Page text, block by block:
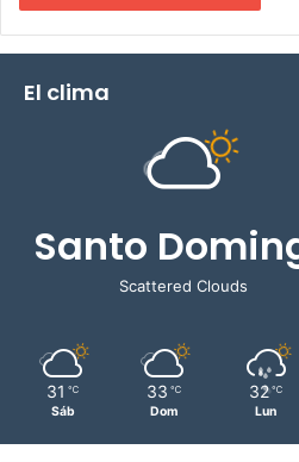
El clima
Santo
Scattered Clouds
31 ℃
Sáb
33 ℃
Dom
32 ℃
Lun